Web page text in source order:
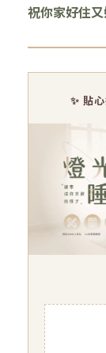
祝你家好住
✨ 貼